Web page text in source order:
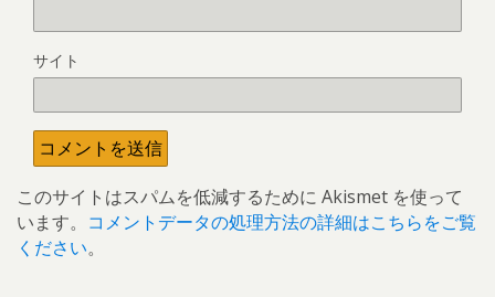
サイト
このサイトはスパムを低減するために Akismet を使って
います。 コメントデータの処理方法の詳細はこちらをご覧
ください。